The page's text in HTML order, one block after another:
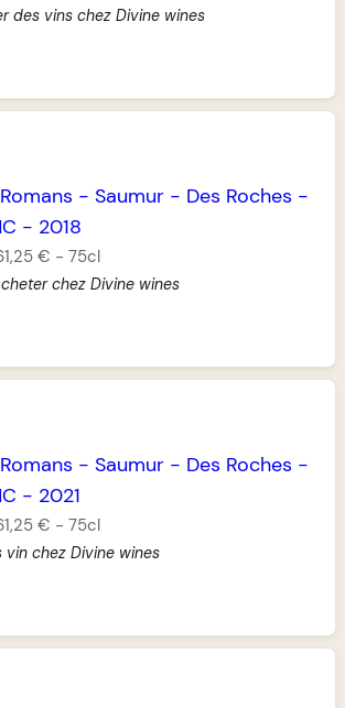
des vins chez Divine wines
- Saumur- Des Roches -
- 2018
€ - 75cl
chez Divine wines
- Saumur- Des Roches -
- 2021
€ - 75cl
vin chez Divine wines